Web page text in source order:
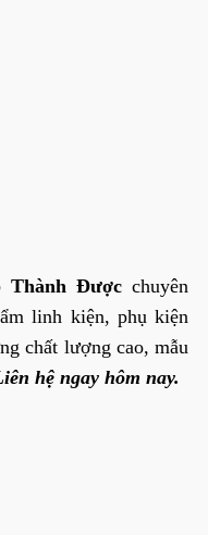
Thành Được chuyên
linh kiện, phụ kiện
chất lượng cao, mẫu
hệ ngay hôm nay.